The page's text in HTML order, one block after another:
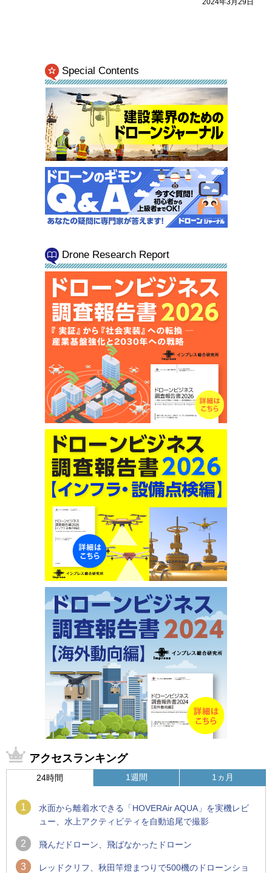
2024年3月29日
Special Contents
Drone Research Report
アクセスランキング
24時間
1
水面から離着水できる「HOVERAir AQUA」を実機レビ
ュー、水上アクティビティを自動追尾で撮影
2 飛んだドローン、飛ばなかったドローン
3
レッドクリフ、秋田竿燈まつりで500機のドローンショ
1週間 1ヵ月